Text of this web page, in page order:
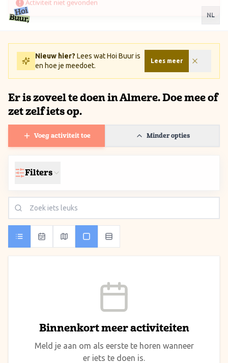
Ga naar inhoud / Skip to content
NL
Nieuw hier? Lees wat Hoi Buur is
en hoe je meedoet.
Lees meer
Er is zoveel te doen in Almere. Doe mee of
zet zelf iets op.
Voeg activiteit toe Minder opties
Filters
Binnenkort meer activiteiten
Meld je aan om als eerste te horen wanneer
er iets te doen is.